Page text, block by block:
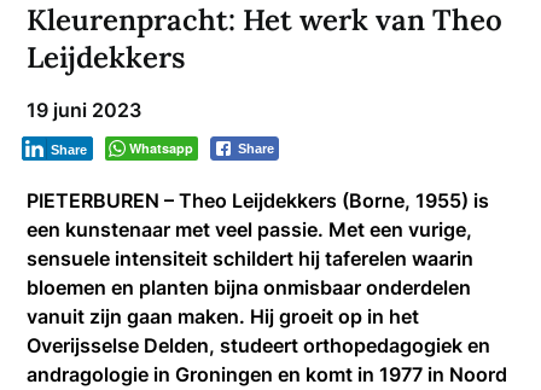
Kleurenpracht: Het werk van Theo
Leijdekkers
19 juni 2023
Whatsapp Share
Share
PIETERBUREN – Theo Leijdekkers (Borne, 1955) is
een kunstenaar met veel passie. Met een vurige,
sensuele intensiteit schildert hij taferelen waarin
bloemen en planten bijna onmisbaar onderdelen
vanuit zijn gaan maken. Hij groeit op in het
Overijsselse Delden, studeert orthopedagogiek en
andragologie in Groningen en komt in 1977 in Noord